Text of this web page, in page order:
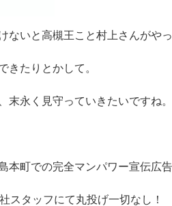
ないと高槻王こと村上さんがやっ
きたりとかして。
末永く見守っていきたいですね。
本町での完全マンパワー宣伝広
スタッフにて丸投げ一切なし！